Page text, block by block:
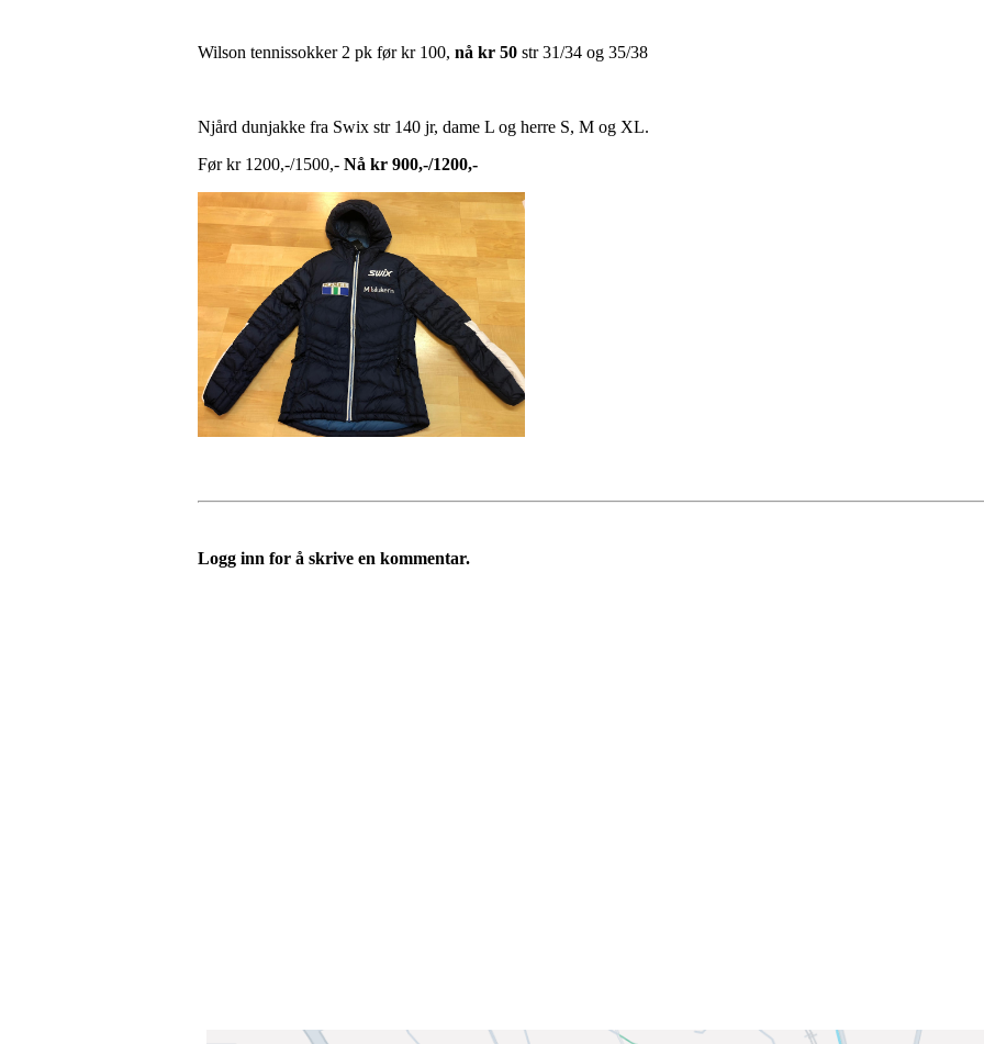
Wilson tennissokker 2 pk før kr 100, nå kr 50 str 31/34 og 35/38
Njård dunjakke fra Swix str 140 jr, dame L og herre S, M og XL.
Før kr 1200,-/1500,- Nå kr 900,-/1200,-
Logg inn for å skrive en kommentar.